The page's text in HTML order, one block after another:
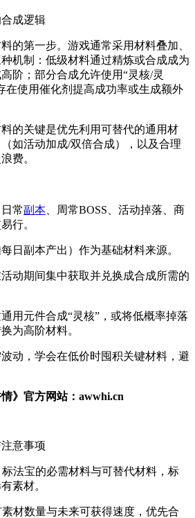
成逻辑
的第一步。游戏通常采用材料叠加、
机制：低级材料通过精炼或合成成为
阶；部分合成允许使用“灵核/灵
在使用催化剂提高成功率或生成额外
的关键是优先利用可替代的通用材
如活动加成/双倍合成），以及合理
费。
常副本 、周常BOSS、活动掉落、商
行。
日副本产出）作为基础材料来源。
动期间集中获取并兑换成合成所需的
用元件合成“灵核”，或将低概率掉落
为高阶材料。
动，学会在低价时囤积关键材料，避
》官方网站：awwhi.cn
意事项
法宝的必需材料与可替代材料，标
素材。
材数量与未来可获得速度，优先合